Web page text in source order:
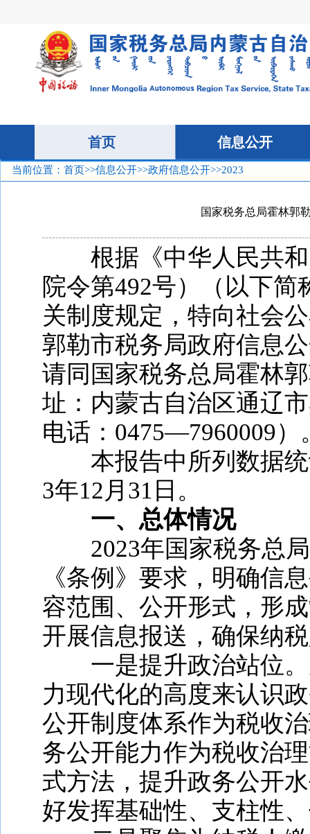
当前位置： 首页>>信息公开>>政府信息公开>>2023
国家税务总局霍林郭
根据《中华人民共
院令第492号）（以下简
关制度规定，特向社会
郭勒市税务局政府信息
请同国家税务总局霍林
址：内蒙古自治区通辽
电话：0475—7960009）
本报告中所列数据
3年12月31日。
一、总体情况
2023年国家税务总
《条例》要求，明确信
容范围、公开形式，形
开展信息报送，确保纳
一是提升政治站位
力现代化的高度来认识
公开制度体系作为税收
务公开能力作为税收治
式方法，提升政务公开
好发挥基础性、支柱性